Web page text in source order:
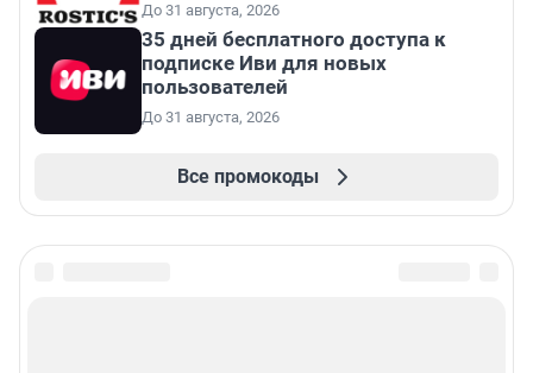
До 31 августа, 2026
35 дней бесплатного доступа к
подписке Иви для новых
пользователей
До 31 августа, 2026
Все промокоды